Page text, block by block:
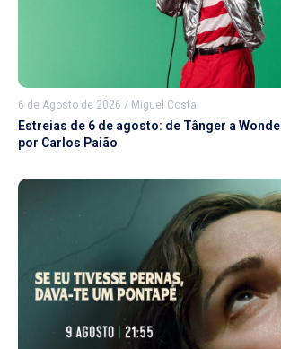
6 de Agosto de 2026 / Miguel Costa
Estreias de 6 de agosto: de Tânger a
por Carlos Paião